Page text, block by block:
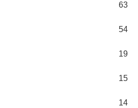
63
54
19
15
14